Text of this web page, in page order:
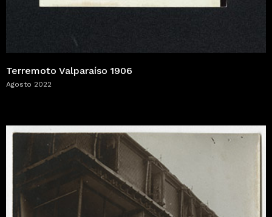
Terremoto Valparaíso 1906
Agosto 2022